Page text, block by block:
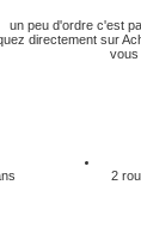
un peu d'ordre c'est
directement sur
vous
2